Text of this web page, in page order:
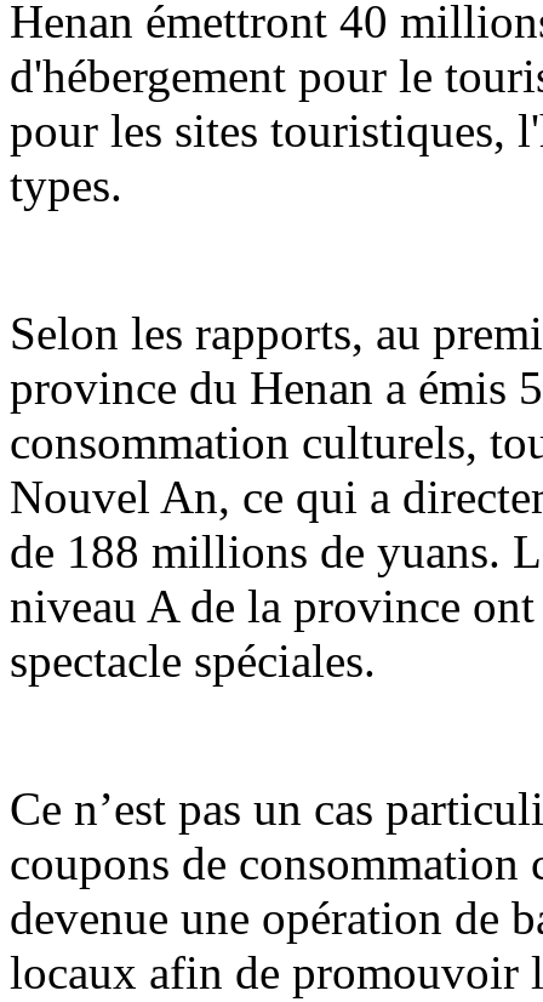
Henan émettront 40
d'hébergement pour le
pour les sites touristiques,
types.
Selon les rapports, au
province du Henan a émis
consommation culturels,
Nouvel An, ce qui a
de 188 millions de yuans.
niveau A de la province
spectacle spéciales.
Ce n’est pas un cas
coupons de
devenue une opération de
locaux afin de promouvoir